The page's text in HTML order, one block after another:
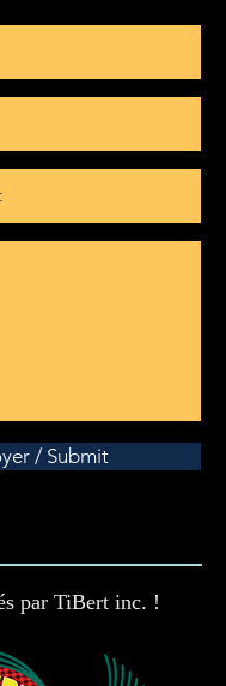
/ Submit
par TiBert inc. !